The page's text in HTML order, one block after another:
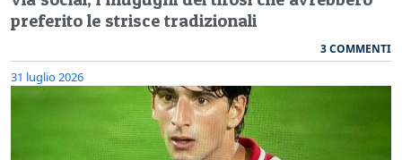
preferito le strisce tradizionali
3 COMMENTI
31 luglio 2026